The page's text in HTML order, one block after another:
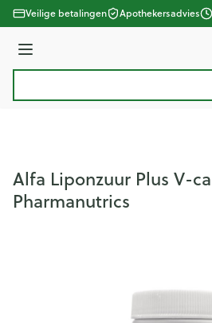
Ga naar de inhoud
Veilige betalingen Apothekersadvies
Menu
Alfa Liponzuur Plus V-
Pharmanutrics